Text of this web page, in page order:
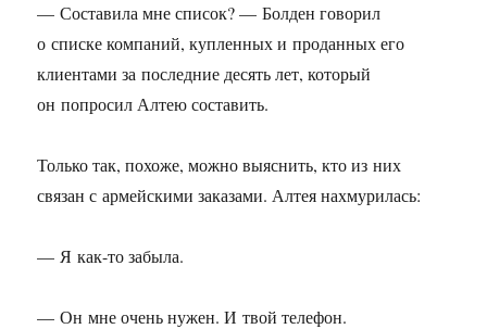
— Составила мне список? — Болден говорил
о списке компаний, купленных и проданных его
клиентами за последние десять лет, который
он попросил Алтею составить.
Только так, похоже, можно выяснить, кто из них
связан с армейскими заказами. Алтея нахмурилась:
— Я как-то забыла.
— Он мне очень нужен. И твой телефон.